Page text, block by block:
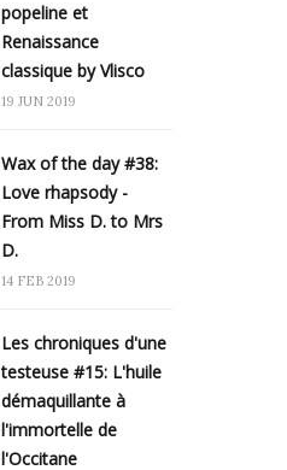
popeline et
Renaissance
classique by Vlisco
19 JUN 2019
Wax of the day #38:
Love rhapsody -
From Miss D. to Mrs
D.
14 FEB 2019
Les chroniques d'une
testeuse #15: L'huile
démaquillante à
l'immortelle de
l'Occitane